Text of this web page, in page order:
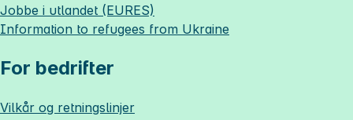
Jobbe i utlandet (EURES)
Information to refugees from Ukraine
For bedrifter
Vilkår og retningslinjer